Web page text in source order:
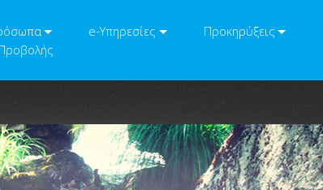
e-Υπηρεσίες Προκηρύξεις